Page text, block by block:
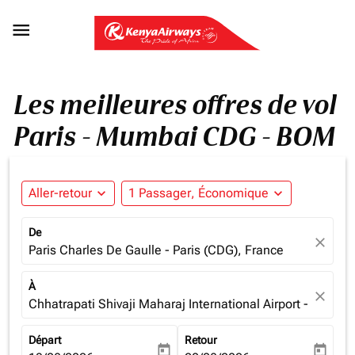

Les meilleures offres de vol
Paris - Mumbai CDG - BOM
Aller-retour expand_more 1 Passager, Économique expand_more
De
Paris Charles De Gaulle - Paris (CDG), France close
À
Chhatrapati Shivaji Maharaj International Airport - close
Départ
today
Retour
today